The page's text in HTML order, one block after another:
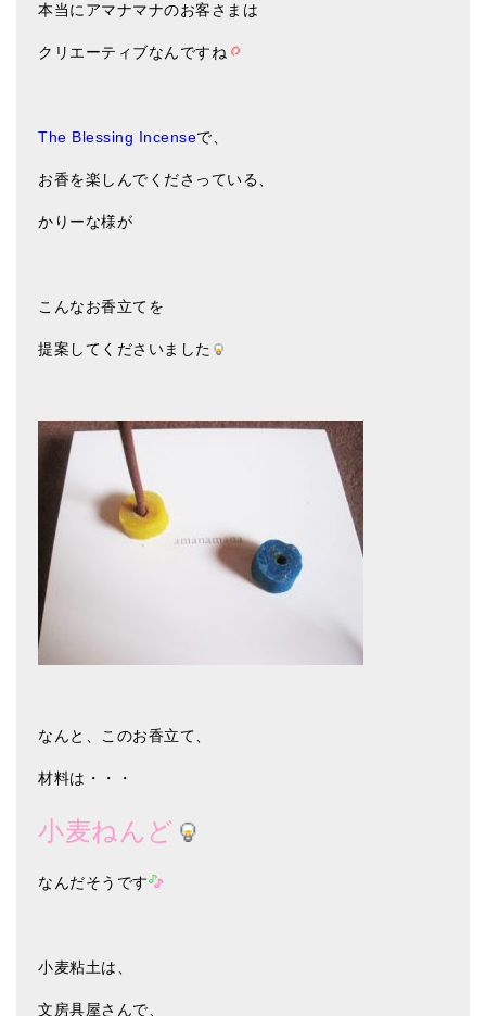
本当にアマナマナのお客さまは
クリエーティブなんですね
The Blessing Incenseで、
お香を楽しんでくださっている、
かりーな様が
こんなお香立てを
提案してくださいました
なんと、このお香立て、
材料は・・・
小麦ねんど
なんだそうです
小麦粘土は、
文房具屋さんで、